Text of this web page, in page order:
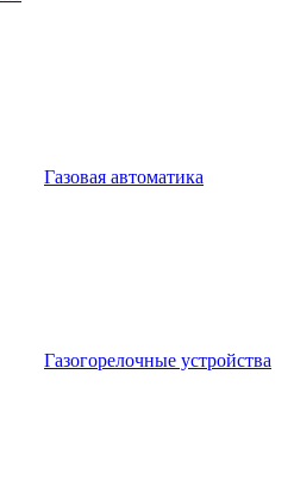
Газовая автоматика
Газогорелочные устройства